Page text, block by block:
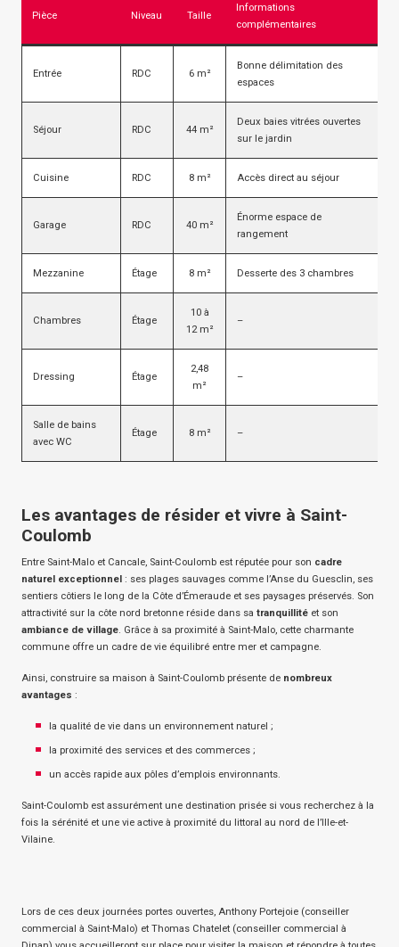
Pièce Niveau Taille
Informations
complémentaires
Entrée RDC 6 m²
Bonne délimitation des
espaces
Séjour RDC 44 m²
Deux baies vitrées ouvertes
sur le jardin
Cuisine RDC 8 m² Accès direct au séjour
Garage RDC 40 m²
Énorme espace de
rangement
Mezzanine Étage 8 m² Desserte des 3 chambres
Chambres Étage
10 à
12 m²
–
Dressing Étage
2,48
m²
–
Salle de bains
avec WC
Étage 8 m² –
Les avantages de résider et vivre à Saint-
Coulomb
Entre Saint-Malo et Cancale, Saint-Coulomb est réputée pour son cadre
naturel exceptionnel : ses plages sauvages comme l’Anse du Guesclin, ses
sentiers côtiers le long de la Côte d’Émeraude et ses paysages préservés. Son
attractivité sur la côte nord bretonne réside dans sa tranquillité et son
ambiance de village. Grâce à sa proximité à Saint-Malo, cette charmante
commune offre un cadre de vie équilibré entre mer et campagne.
Ainsi, construire sa maison à Saint-Coulomb présente de nombreux
avantages :
la qualité de vie dans un environnement naturel ;
la proximité des services et des commerces ;
un accès rapide aux pôles d’emplois environnants.
Saint-Coulomb est assurément une destination prisée si vous recherchez à la
fois la sérénité et une vie active à proximité du littoral au nord de l’Ille-et-
Vilaine.
Lors de ces deux journées portes ouvertes, Anthony Portejoie (conseiller
commercial à Saint-Malo) et Thomas Chatelet (conseiller commercial à